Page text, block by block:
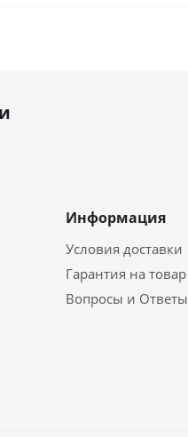
Информация
Условия доставки
Гарантия на товар
Вопросы и Ответы